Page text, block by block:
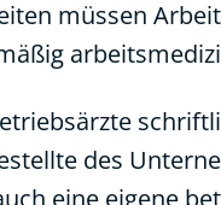
müssen
des
eine eigene